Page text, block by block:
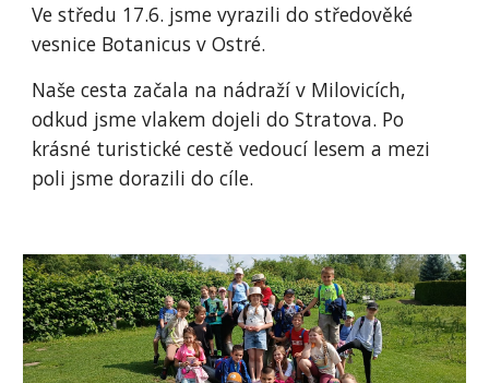
Ve středu 17.6. jsme vyrazili do středověké
vesnice Botanicus v Ostré.
Naše cesta začala na nádraží v Milovicích,
odkud jsme vlakem dojeli do Stratova. Po
krásné turistické cestě vedoucí lesem a mezi
poli jsme dorazili do cíle.